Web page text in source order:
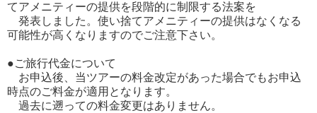
てアメニティーの提供を段階的に制限する法案を
発表しました。使い捨てアメニティーの提供はなくなる
可能性が高くなりますのでご注意下さい。
●ご旅行代金について
お申込後、当ツアーの料金改定があった場合でもお申込
時点のご料金が適用となります。
過去に遡っての料金変更はありません。